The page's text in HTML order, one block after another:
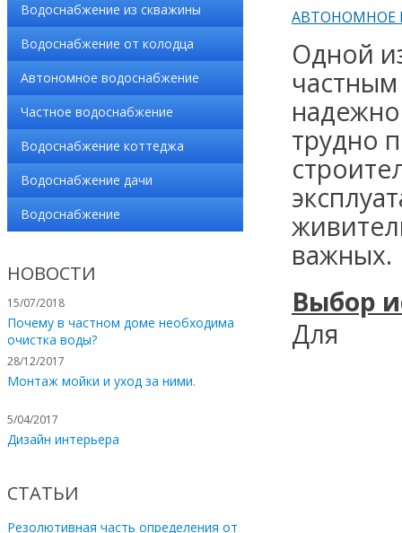
Водоснабжение из скважины
Водоснабжение от колодца
Автономное водоснабжение
Частное водоснабжение
Водоснабжение коттеджа
Водоснабжение дачи
Водоснабжение
НОВОСТИ
15/07/2018
Почему в частном доме необходима
очистка воды?
28/12/2017
Монтаж мойки и уход за ними.
5/04/2017
Дизайн интерьера
СТАТЬИ
Резолютивная часть определения от
АВТОНОМНОЕ
Одной
трудно
важных.
Выбор
Для